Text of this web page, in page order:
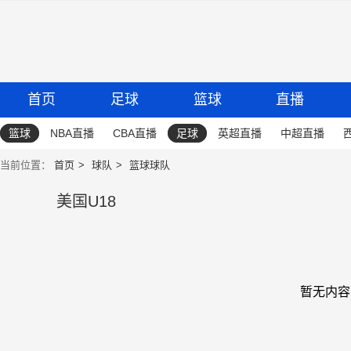
首页 足球 篮球 直播
篮球 NBA直播 CBA直播 足球 英超直播 中超直播
当前位置： 首页 球队 篮球球队
美国U18
暂无内容